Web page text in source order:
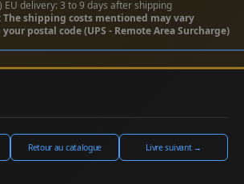
EU delivery: 3 to 9 days after shipping
The shipping costs mentioned may vary
postal code (UPS - Remote Area Surcharge)
Retour au catalogue Livre suivant →